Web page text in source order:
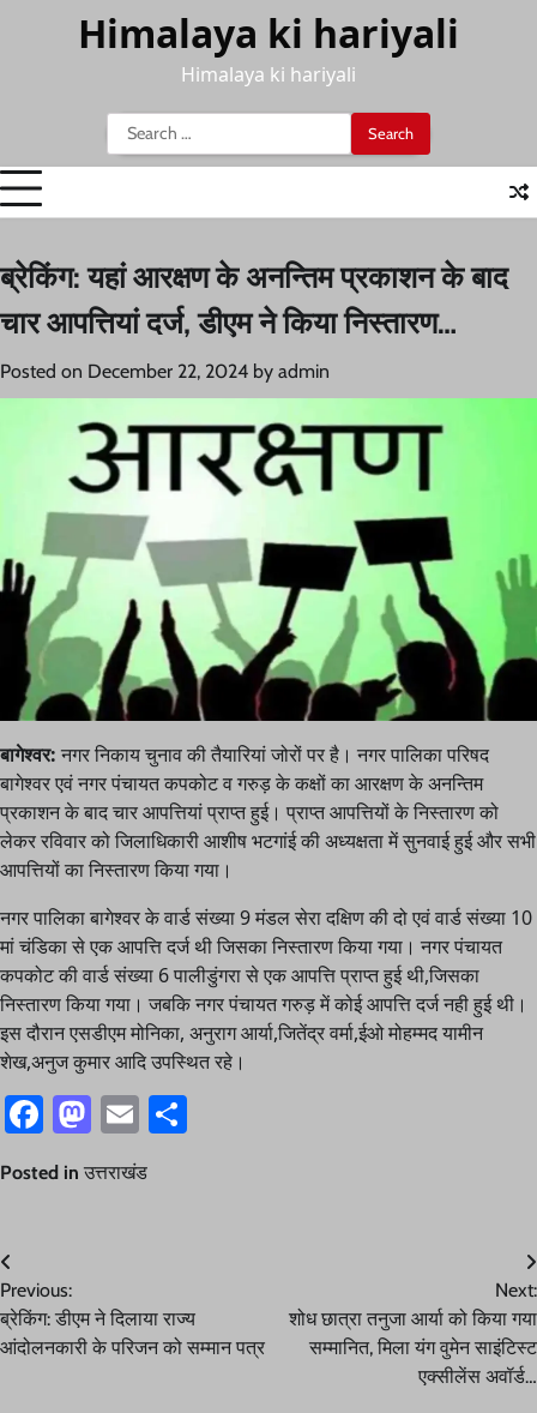
Himalaya ki hariyali
Himalaya ki hariyali
Search
for:
ब्रेकिंग: यहां आरक्षण के अनन्तिम प्रकाशन के बाद
चार आपत्तियां दर्ज, डीएम ने किया निस्तारण…
Posted on December 22, 2024 by admin
बागेश्वर: नगर निकाय चुनाव की तैयारियां जोरों पर है। नगर पालिका परिषद
बागेश्वर एवं नगर पंचायत कपकोट व गरुड़ के कक्षों का आरक्षण के अनन्तिम
प्रकाशन के बाद चार आपत्तियां प्राप्त हुई। प्राप्त आपत्तियों के निस्तारण को
लेकर रविवार को जिलाधिकारी आशीष भटगांई की अध्यक्षता में सुनवाई हुई और सभी
आपत्तियों का निस्तारण किया गया।
नगर पालिका बागेश्वर के वार्ड संख्या 9 मंडल सेरा दक्षिण की दो एवं वार्ड संख्या 10
मां चंडिका से एक आपत्ति दर्ज थी जिसका निस्तारण किया गया। नगर पंचायत
कपकोट की वार्ड संख्या 6 पालीडुंगरा से एक आपत्ति प्राप्त हुई थी,जिसका
निस्तारण किया गया। जबकि नगर पंचायत गरुड़ में कोई आपत्ति दर्ज नही हुई थी।
इस दौरान एसडीएम मोनिका, अनुराग आर्या,जितेंद्र वर्मा,ईओ मोहम्मद यामीन
शेख,अनुज कुमार आदि उपस्थित रहे।
Facebook
Mastodon
Email
Posted in उत्तराखंड
Post
navigation
Previous:
ब्रेकिंग: डीएम ने दिलाया राज्य
आंदोलनकारी के परिजन को सम्मान पत्र
Next:
शोध छात्रा तनुजा आर्या को किया गया
सम्मानित, मिला यंग वुमेन साइंटिस्ट
एक्सीलेंस अवॉर्ड…